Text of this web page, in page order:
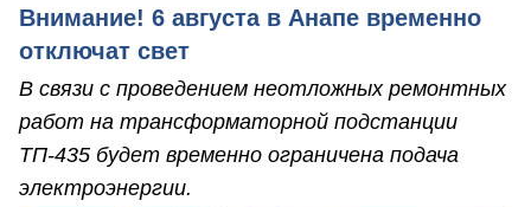
Внимание! 6 августа в Анапе временно
отключат свет
В связи с проведением неотложных ремонтных
работ на трансформаторной подстанции
ТП-435 будет временно ограничена подача
электроэнергии.